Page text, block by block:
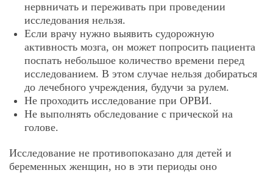
нервничать и переживать при проведении
исследования нельзя.
Если врачу нужно выявить судорожную
активность мозга, он может попросить пациента
поспать небольшое количество времени перед
исследованием. В этом случае нельзя добираться
до лечебного учреждения, будучи за рулем.
Не проходить исследование при ОРВИ.
Не выполнять обследование с прической на
голове.
Исследование не противопоказано для детей и
беременных женщин, но в эти периоды оно